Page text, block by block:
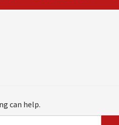
can help.